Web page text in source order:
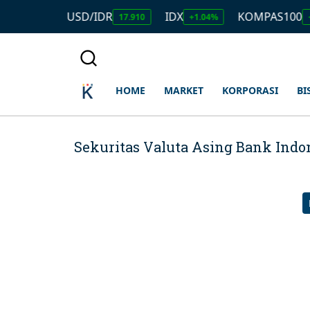
USD/IDR 17.910 IDX +1.04% KOMPAS100
HOME MARKET KORPORASI
Sekuritas Valuta Asing Bank